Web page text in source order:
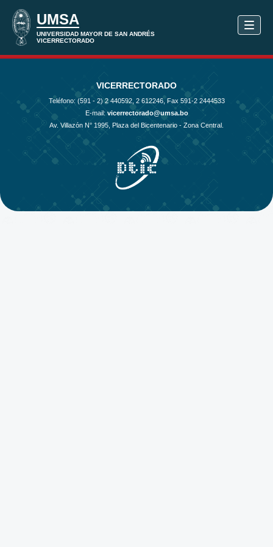
VICERRECTORADO
Teléfono: (591 - 2) 2 440592, 2 612246, Fax 591-2 2444533
E-mail: vicerrectorado@umsa.bo
Av. Villazón N° 1995, Plaza del Bicentenario - Zona Central.